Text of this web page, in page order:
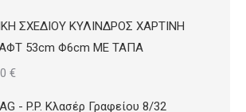
ΣΧΕΔΙΟΥ ΚΥΛΙΝΔΡΟΣ ΧΑΡΤΙΝΗ
53cm Φ6cm ΜΕ ΤΑΠΑ
€
- P.P. Κλασέρ Γραφείου 8/32